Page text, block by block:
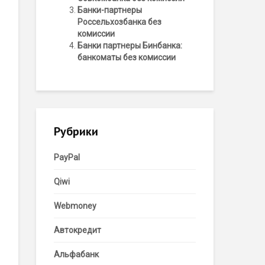
Банки-партнеры
Россельхозбанка без
комиссии
Банки партнеры Бинбанка:
банкоматы без комиссии
Рубрики
PayPal
Qiwi
Webmoney
Автокредит
Альфабанк